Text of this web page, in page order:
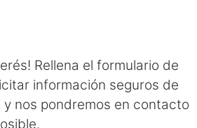
Rellena el formulario de
información seguros de
y nos pondremos en contacto